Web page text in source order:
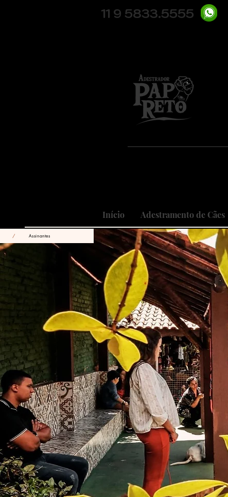
11 9 5833.5555
Início Adestramento de Cães
/ Assinantes